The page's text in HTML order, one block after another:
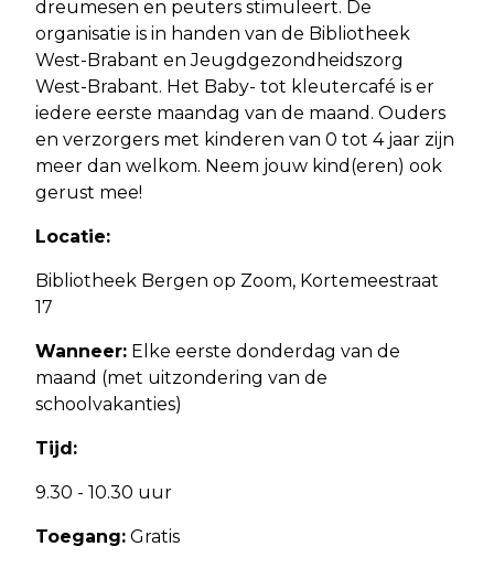
dreumesen en peuters stimuleert. De
organisatie is in handen van de Bibliotheek
West-Brabant en Jeugdgezondheidszorg
West-Brabant. Het Baby- tot kleutercafé is er
iedere eerste maandag van de maand. Ouders
en verzorgers met kinderen van 0 tot 4 jaar zijn
meer dan welkom. Neem jouw kind(eren) ook
gerust mee!
Locatie:
Bibliotheek Bergen op Zoom, Kortemeestraat
17
Wanneer: Elke eerste donderdag van de
maand (met uitzondering van de
schoolvakanties)
Tijd:
9.30 - 10.30 uur
Toegang: Gratis